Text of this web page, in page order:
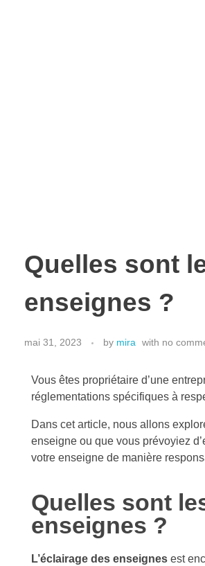
Quelles sont
enseignes ?
mai 31, 2023 by mira with no
Vous êtes propriétaire d’une
réglementations spécifiques à
Dans cet article, nous allons
enseigne ou que vous prévoyiez
votre enseigne de manière
Quelles sont
enseignes ?
L’éclairage des enseignes est